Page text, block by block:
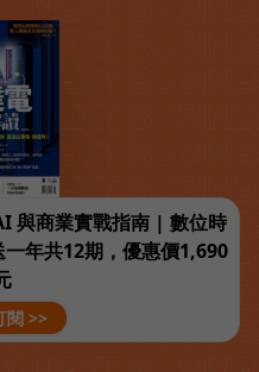
與商業實戰指南 | 數位時
年共12期，優惠價1,690
閱 >>